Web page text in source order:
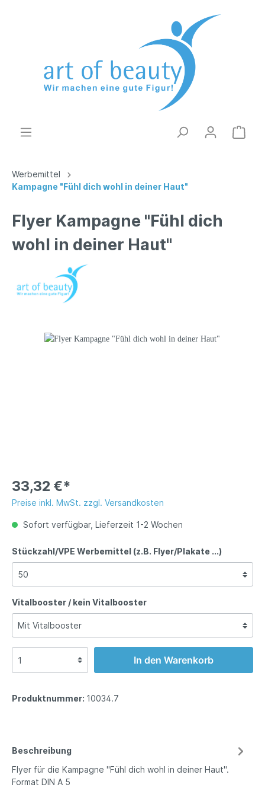
Werbemittel
Kampagne "Fühl dich wohl in deiner Haut"
Flyer Kampagne "Fühl dich
wohl in deiner Haut"
33,32 €*
Preise inkl. MwSt. zzgl. Versandkosten
Sofort verfügbar, Lieferzeit 1-2 Wochen
Stückzahl/VPE Werbemittel (z.B. Flyer/Plakate ...)
Vitalbooster / kein Vitalbooster
In den Warenkorb
Produktnummer: 10034.7
Beschreibung
Flyer für die Kampagne "Fühl dich wohl in deiner Haut".
Format DIN A 5